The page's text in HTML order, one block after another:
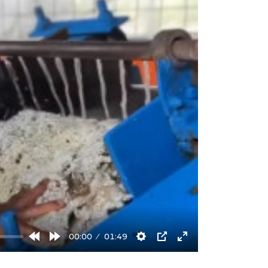
RewindForward
00:00 01:49
Settings
PIP Enter